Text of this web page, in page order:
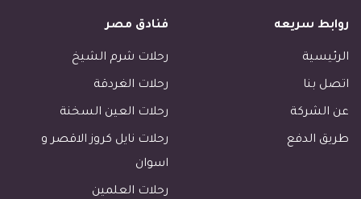
روابط سريعه
الرئيسية
اتصل بنا
عن الشركة
طريق الدفع
فنادق مصر
رحلات شرم الشيخ
رحلات الغردقة
رحلات العين السخنة
رحلات نايل كروز الاقصر و
اسوان
رحلات العلمين